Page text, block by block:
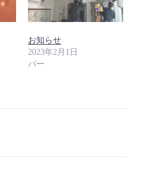
お知らせ
2023年2月1日
バー